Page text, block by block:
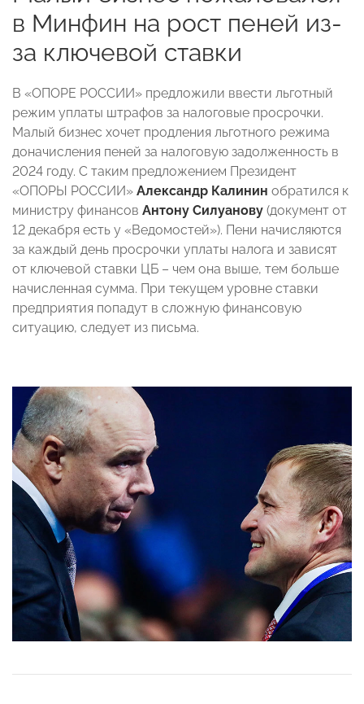
в Минфин на рост пеней из-
за ключевой ставки
В «ОПОРЕ РОССИИ» предложили ввести льготный
режим уплаты штрафов за налоговые просрочки.
Малый бизнес хочет продления льготного режима
доначисления пеней за налоговую задолженность в
2024 году. С таким предложением Президент
«ОПОРЫ РОССИИ» Александр Калинин обратился к
министру финансов Антону Силуанову (документ от
12 декабря есть у «Ведомостей»). Пени начисляются
за каждый день просрочки уплаты налога и зависят
от ключевой ставки ЦБ – чем она выше, тем больше
начисленная сумма. При текущем уровне ставки
предприятия попадут в сложную финансовую
ситуацию, следует из письма.